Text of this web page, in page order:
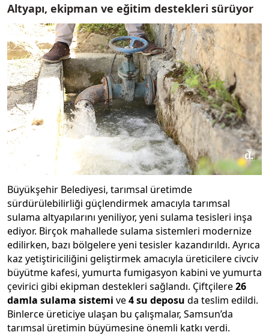
Altyapı, ekipman ve eğitim destekleri sürüyor
Büyükşehir Belediyesi, tarımsal üretimde
sürdürülebilirliği güçlendirmek amacıyla tarımsal
sulama altyapılarını yeniliyor, yeni sulama tesisleri inşa
ediyor. Birçok mahallede sulama sistemleri modernize
edilirken, bazı bölgelere yeni tesisler kazandırıldı. Ayrıca
kaz yetiştiriciliğini geliştirmek amacıyla üreticilere civciv
büyütme kafesi, yumurta fumigasyon kabini ve yumurta
çevirici gibi ekipman destekleri sağlandı. Çiftçilere26
damla sulama sistemi ve4 su deposu da teslim edildi.
Binlerce üreticiye ulaşan bu çalışmalar, Samsun’da
tarımsal üretimin büyümesine önemli katkı verdi.